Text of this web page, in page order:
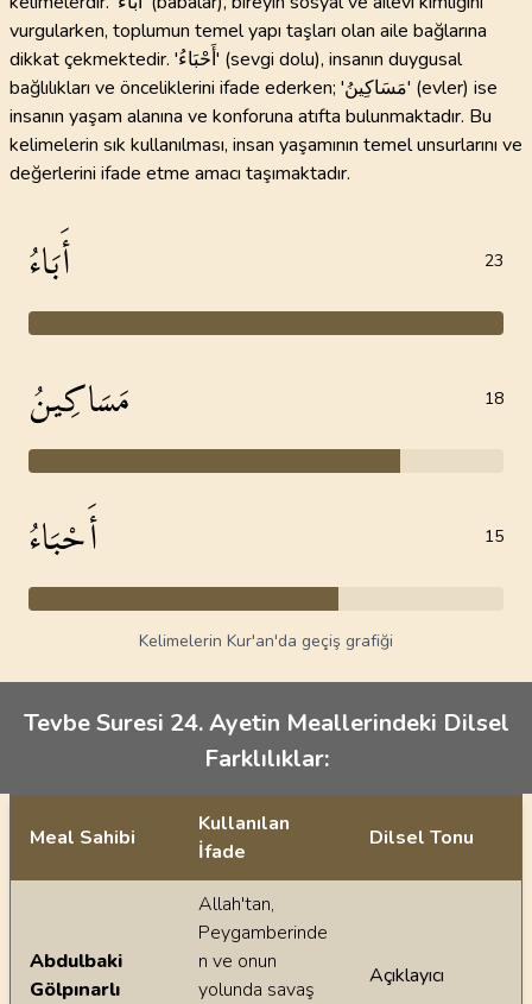
vurgularken, toplumun temel yapı taşları olan aile bağlarına
dikkat çekmektedir. 'أَحْبَاءُ' (sevgi dolu), insanın duygusal
bağlılıkları ve önceliklerini ifade ederken; 'مَسَاكِينُ' (evler) ise
insanın yaşam alanına ve konforuna atıfta bulunmaktadır. Bu
kelimelerin sık kullanılması, insan yaşamının temel unsurlarını ve
değerlerini ifade etme amacı taşımaktadır.
أَبَاءُ 23
مَسَاكِينُ 18
أَحْبَاءُ 15
Kelimelerin Kur'an'da geçiş grafiği
Tevbe Suresi 24. Ayetin Meallerindeki Dilsel
Farklılıklar:
Ayetin meallerindeki dilsel farklılıklar
Meal Sahibi
Kullanılan
İfade
Dilsel Tonu
Abdulbaki
Gölpınarlı
Allah'tan,
Peygamberinde
n ve onun
yolunda savaş
Açıklayıcı